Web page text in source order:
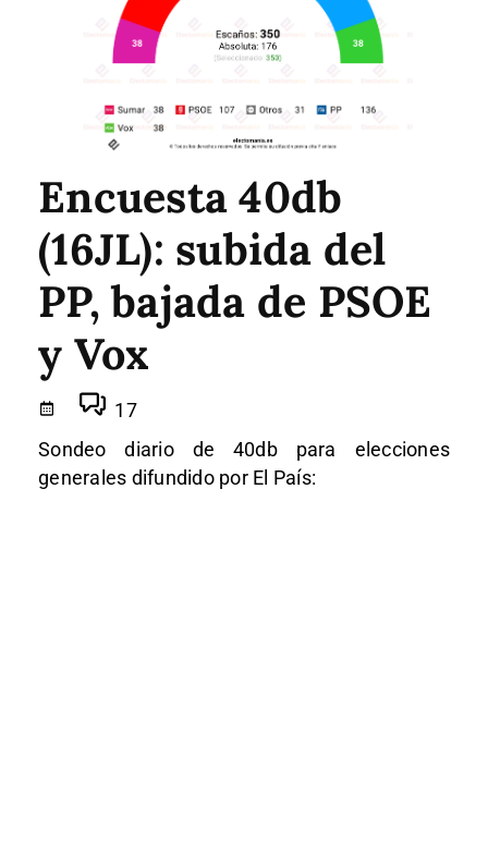
Encuesta 40db
(16JL): subida del
PP, bajada de PSOE
y Vox
17
Sondeo diario de 40db para elecciones
generales difundido por El País: